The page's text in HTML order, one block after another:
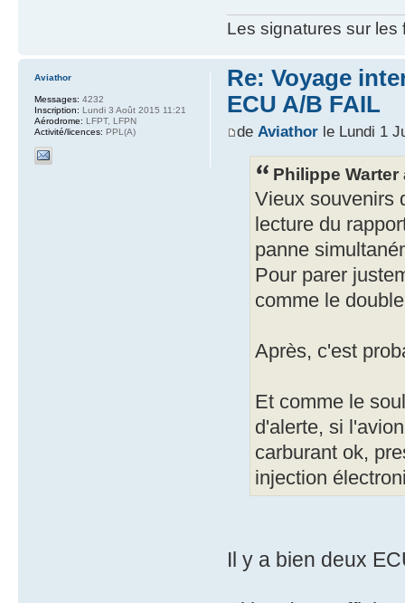
Les signatures sur les
Re: Voyage
ECU A/B FAIL
de Aviathorle Lundi 1
Philippe Warter
Vieux souvenirs
lecture du
panne
Pour parer
comme le
Après, c'est
Et comme le
d'alerte, si
carburant ok,
injection
Il y a bien deux
Aviathor
Messages: 4232
Inscription: Lundi 3 Août 2015 11:21
Aérodrome: LFPT, LFPN
Activité/licences: PPL(A)